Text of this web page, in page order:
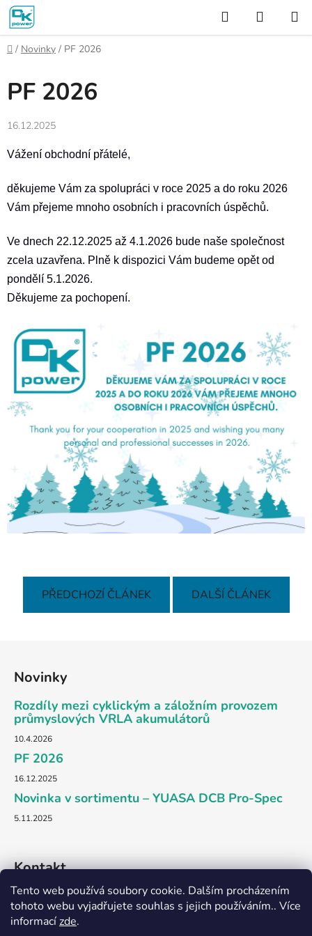
Tento web používá soubory cookie. Dalším procházením
tohoto webu vyjadřujete souhlas s jejich používáním.. Více
informacízde.
Přejít
obsah
Hledat
KOŠÍK
Domů
/ Novinky / PF 2026
PF 2026
16.12.2025
Vážení obchodní přátelé,
děkujeme Vám za spolupráci v roce 2025 a do roku 2026
Vám přejeme mnoho osobních i pracovních úspěchů.
Ve dnech 22.12.2025 až 4.1.2026 bude naše společnost
zcela uzavřena. Plně k dispozici Vám budeme opět od
pondělí 5.1.2026.
Děkujeme za pochopení.
PŘEDCHOZÍ ČLÁNEK DALŠÍ ČLÁNEK
Novinky
Rozdíly mezi cyklickým a záložním provozem
průmyslových VRLA akumulátorů
10.4.2026
PF 2026
16.12.2025
Novinka v sortimentu – YUASA DCB Pro-Spec
5.11.2025
Kontakt
obchod@dkpower.cz